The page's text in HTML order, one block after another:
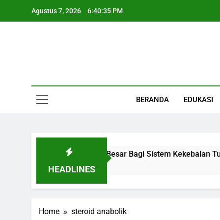
Agustus 7, 2026 6:40:35 PM
BERANDA EDUKASI
HEADLINES
Kecil Dengan Peran Besar Bagi Sistem Kekebalan
Home steroid anabolik